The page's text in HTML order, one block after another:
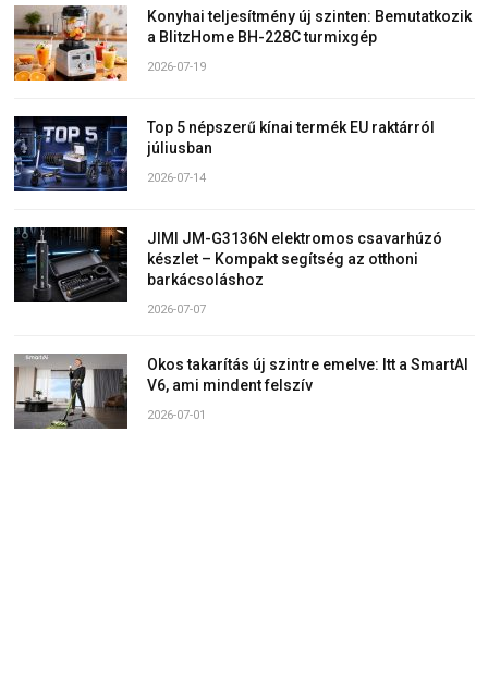
Konyhai teljesítmény új szinten: Bemutatkozik
a BlitzHome BH-228C turmixgép
2026-07-19
Top 5 népszerű kínai termék EU raktárról
júliusban
2026-07-14
JIMI JM-G3136N elektromos csavarhúzó
készlet – Kompakt segítség az otthoni
barkácsoláshoz
2026-07-07
Okos takarítás új szintre emelve: Itt a SmartAI
V6, ami mindent felszív
2026-07-01